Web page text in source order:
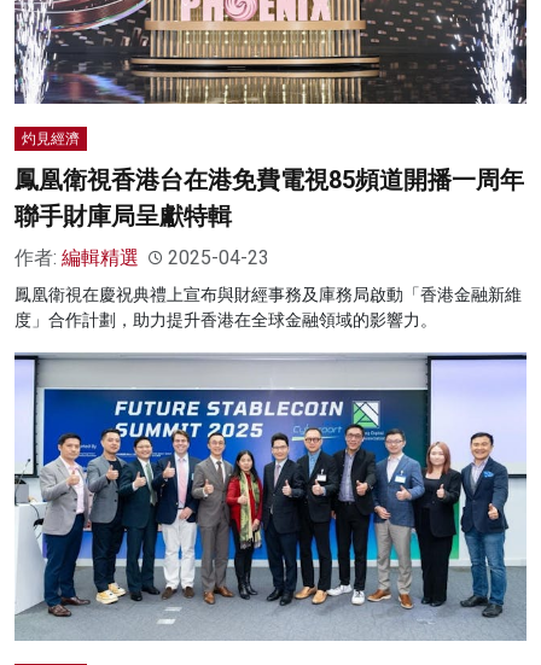
灼見經濟
鳳凰衛視香港台在港免費電視85頻道開播一周年
聯手財庫局呈獻特輯
作者: 編輯精選 2025-04-23
鳳凰衛視在慶祝典禮上宣布與財經事務及庫務局啟動「香港金融新維
度」合作計劃，助力提升香港在全球金融領域的影響力。